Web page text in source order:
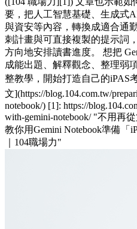
要，把人工智慧基礎、生成式
與資安等內容，轉換成適合通
刺計畫與可直接複製的提示詞
方向地安排讀書進度。 想把
成能出題、解釋觀念、整理弱
整教學，開始打造自己的iPAS
文](https://blog.104.com.tw/
notebook/) [1]: https://
with-gemini-notebook/ "不用再
教你用Gemini Notebook準備
｜104職場力"